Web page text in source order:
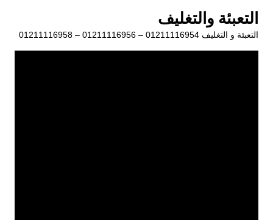
المحتوى
التعبئة والتغليف
التعبئة و التغليف 01211116954 – 01211116956 – 01211116958